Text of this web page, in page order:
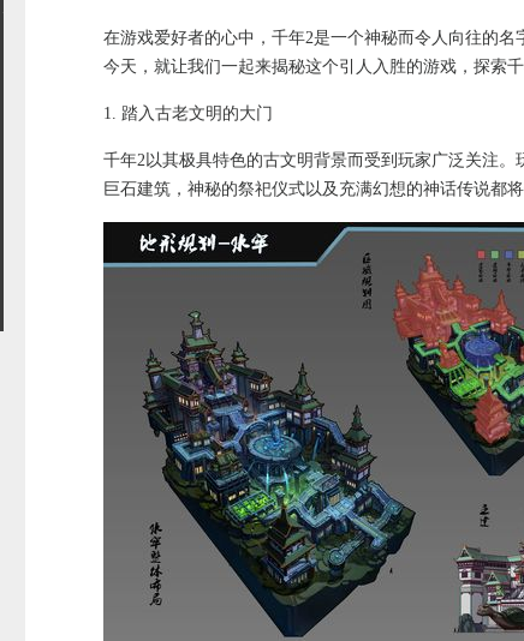
在游戏爱好者的心中，千年2是一个神秘而令人向往的
今天，就让我们一起来揭秘这个引人入胜的游戏，探索千
1. 踏入古老文明的大门
千年2以其极具特色的古文明背景而受到玩家广泛关注
巨石建筑，神秘的祭祀仪式以及充满幻想的神话传说都